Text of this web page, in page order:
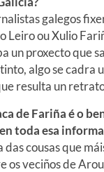
galegos
Leiro ou Xulio
un proxecto que
algo se cadra
resulta un
de Fariña é o
toda esa
cousas que
os veciños de